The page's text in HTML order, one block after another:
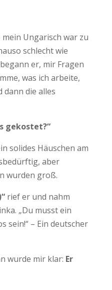
Ungarisch war zu
schlecht wie
er, mir Fragen
was ich arbeite,
dann die alles
gekostet?“
solides Häuschen am
aber
wurden groß.
rief er und nahm
„Du musst ein
sein!“ – Ein deutscher
wurde mir klar: Er